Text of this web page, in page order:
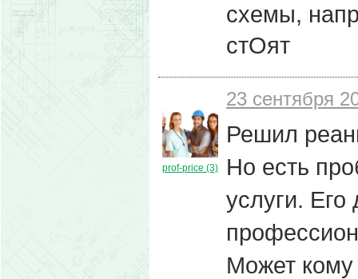
схемы,
стОят
prof-price (3)
23 сентября
Решил
Но есть
услуги.
Может кому